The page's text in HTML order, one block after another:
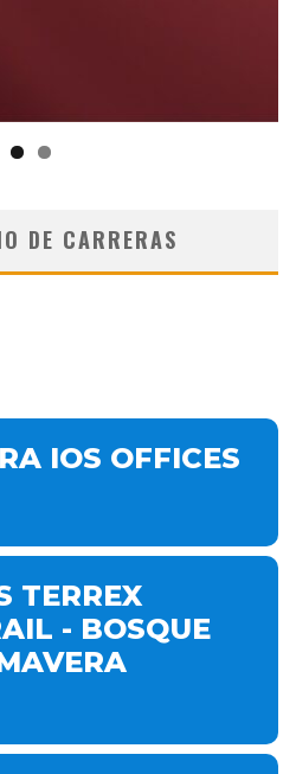
DE CARRERAS
IOS OFFICES
TERREX
- BOSQUE